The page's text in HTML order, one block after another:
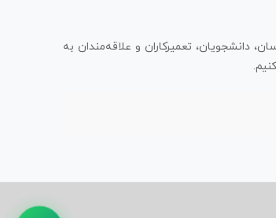
دانشجویان، تعمیرکاران و علاقه‌مندان به